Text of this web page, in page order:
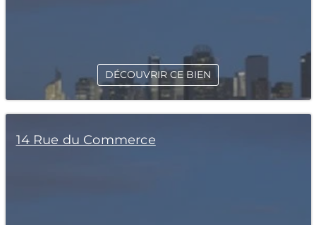
DÉCOUVRIR CE BIEN
14 Rue du Commerce